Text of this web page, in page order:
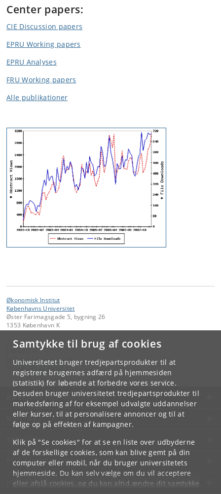
Samtykke til brug af cookies
Universitetet bruger tredjepartsprodukter til at
registrere brugernes adfærd på hjemmesiden
(statistik) for løbende at forbedre vores service.
Desuden bruger universitetet tredjepartsprodukter til
markedsføring af for eksempel udvalgte uddannelser
eller kurser, til at personalisere annoncer og til at
følge op på effekten af kampagner.
Klik på "Se cookies" for at se en liste over udbyderne
af de forskellige cookies, som kan blive gemt på din
computer eller mobil, når du bruger universitetets
hjemmeside. Du kan selv vælge om du vil acceptere
eller afslå cookies, og du kan altid ændre dit samtykke
Center papers:
CIE Discussion papers
EPRU Working papers
EPRU Analyses
FRU Working papers
Alle publikationer
Økonomisk Institut
Københavns Universitet
Øster Farimagsgade 5, bygning 26
1353 København K
Kontakt:
biblioteket@econ. ku .dk
KØBENHAVNS UNIVERSITET
KONTAKT
SERVICES
FOR STUDERENDE OG ANSATTE
JOB OG KARRIERE